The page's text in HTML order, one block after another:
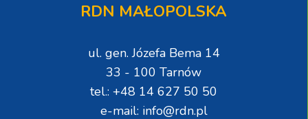
RDN MAŁOPOLSKA
ul. gen. Józefa Bema 14
33 - 100 Tarnów
tel.: +48 14 627 50 50
e-mail: info@rdn.pl